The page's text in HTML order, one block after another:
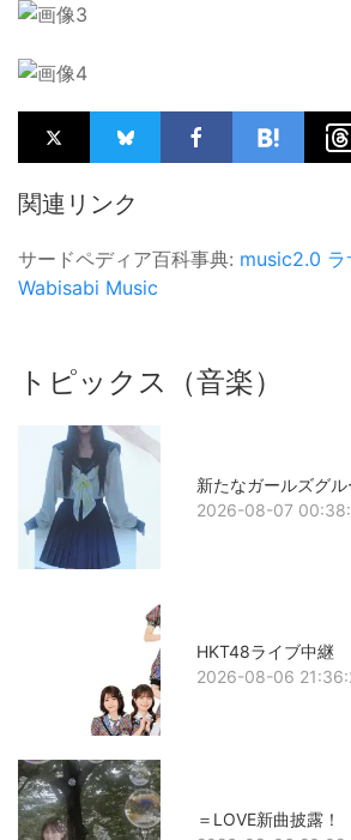
関連リンク
サードペディア百科事典: music2.0
Wabisabi Music
トピックス（音楽）
新たなガールズグル
2026-08-07
HKT48ライブ中継
2026-08-06
＝LOVE新曲披露！